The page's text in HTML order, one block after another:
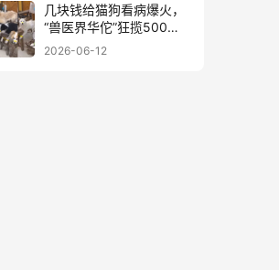
几块钱给猫狗看病爆火，
“兽医界华佗”狂揽500万
粉丝
2026-06-12